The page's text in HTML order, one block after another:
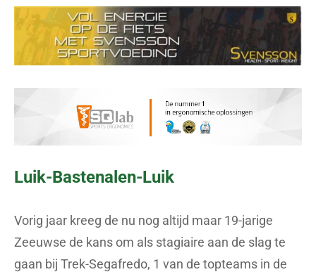
Luik-Bastenalen-Luik
Vorig jaar kreeg de nu nog altijd maar 19-jarige
Zeeuwse de kans om als stagiaire aan de slag te
gaan bij Trek-Segafredo, 1 van de topteams in de